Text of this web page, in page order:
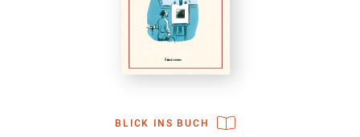
BLICK INS BUCH